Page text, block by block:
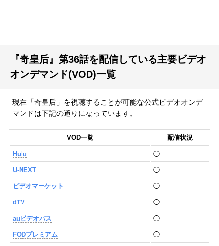
『奇皇后』第36話を配信している主要ビデオ
オンデマンド(VOD)一覧
現在「奇皇后」を視聴することが可能な公式ビデオオンデ
マンドは下記の通りになっています。
VOD一覧 配信状況
Hulu ◯
U-NEXT ◯
ビデオマーケット ◯
dTV ◯
auビデオパス ◯
FODプレミアム ◯